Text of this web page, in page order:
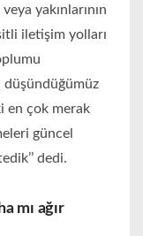
yakınlarının
iletişim yolları
en çok merak
güncel
dedi.
mı ağır